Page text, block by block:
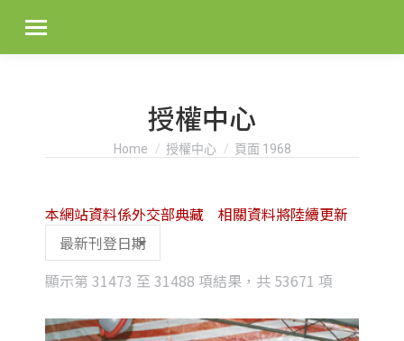
授權中心
You are here:
Home 授權中心 頁面 1968
顯示第 31473 至 31488 項結果，共 53671 項
latest
本網站資料係外交部典藏 相關資料將陸續更新